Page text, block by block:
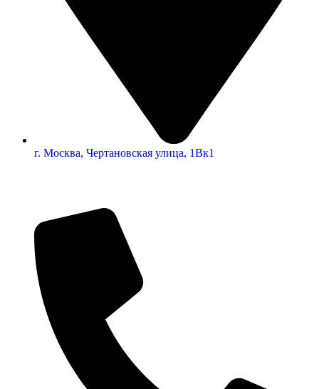
г. Москва, Чертановская улица, 1Вк1